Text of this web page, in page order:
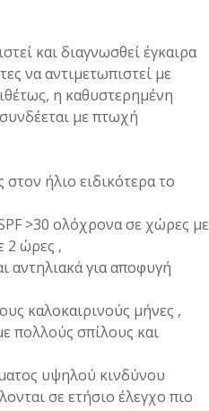
και διαγνωσθεί έγκαιρα
να αντιμετωπιστεί με
η καθυστερημένη
με πτωχή
ήλιο ειδικότερα το
>30 ολόχρονα σε χώρες με
2 ώρες ,
αντηλιακά για αποφυγή
καλοκαιρινούς μήνες ,
πολλούς σπίλους και
υψηλού κινδύνου
σε ετήσιο έλεγχο πιο